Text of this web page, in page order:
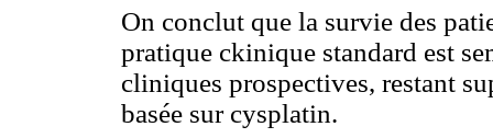
On conclut que la survie des
pratique ckinique standard est
cliniques prospectives, restant
basée sur cysplatin.